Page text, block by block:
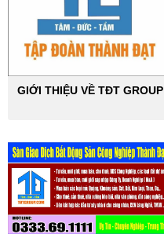
GIỚI THIỆU VỀ TĐT GROUP